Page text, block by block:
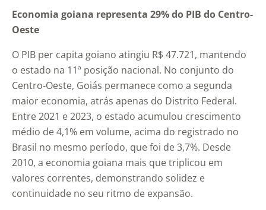
Economia goiana representa 29% do PIB do Centro-
Oeste
O PIB per capita goiano atingiu R$ 47.721, mantendo
o estado na 11ª posição nacional. No conjunto do
Centro-Oeste, Goiás permanece como a segunda
maior economia, atrás apenas do Distrito Federal.
Entre 2021 e 2023, o estado acumulou crescimento
médio de 4,1% em volume, acima do registrado no
Brasil no mesmo período, que foi de 3,7%. Desde
2010, a economia goiana mais que triplicou em
valores correntes, demonstrando solidez e
continuidade no seu ritmo de expansão.